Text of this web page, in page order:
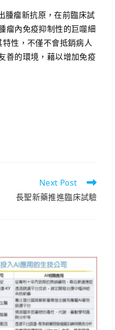
腫瘤新抗原，在前臨床試
瘤內免疫抑制性的巨噬細
性，不僅不會抵銷病人
善的環境，藉以增加免疫
Next Post
長聖新藥推進臨床試驗